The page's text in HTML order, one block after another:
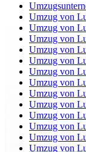
Umzug von
Umzug von
Umzug von
Umzug von
Umzug von
Umzug von
Umzug von
Umzug von
Umzug von
Umzug von
Umzug von
Umzug von
Umzug von